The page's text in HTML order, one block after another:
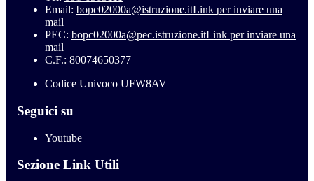
Email: bopc02000a@istruzione.itLink per inviare una
mail
PEC: bopc02000a@pec.istruzione.itLink per inviare una
mail
C.F.: 80074650377
Codice Univoco UFW8AV
Seguici su
Youtube
Sezione Link Utili